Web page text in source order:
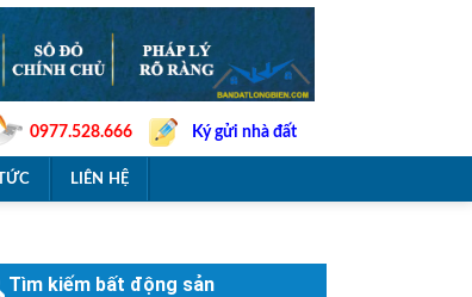
0977.528.666 Ký gửi nhà đất
LIÊN HỆ
Tìm kiếm bất động sản